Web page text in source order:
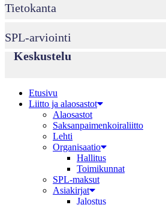
Tietokanta
SPL-arviointi
Keskustelu
Etusivu
Liitto ja alaosastot
Alaosastot
Saksanpaimenkoira­liitto
Lehti
Organisaatio
Hallitus
Toimikunnat
SPL-maksut
Asiakirjat
Jalostus